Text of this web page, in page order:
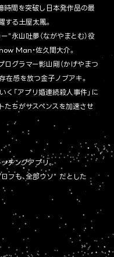
時間を突破し日本発作品の最
する土屋太鳳。
”永山吐夢（ながやまとむ）役
Man・佐久間大介。
グラマー影山剛（かげやまつ
在感を放つ金子ノブアキ。
く「アプリ婚連続殺人事件」に
たちがサスペンスを加速させ
チングアプリ。
フも、全部ウソ” だとした